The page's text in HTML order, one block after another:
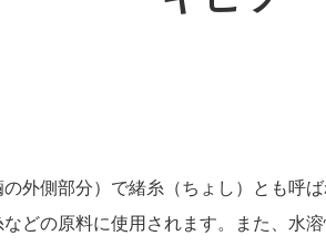
外側部分）で緒糸（ちょし）とも呼
どの原料に使用されます。また、水